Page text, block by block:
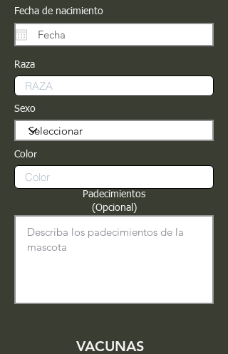
Fecha de nacimiento
Raza
Sexo
Color
Padecimientos
(Opcional)
VACUNAS